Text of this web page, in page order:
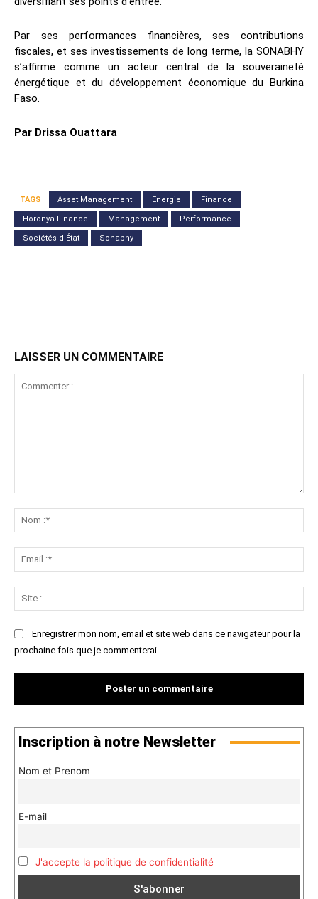
Par ses performances financières, ses contributions
fiscales, et ses investissements de long terme, la SONABHY
s’affirme comme un acteur central de la souveraineté
énergétique et du développement économique du Burkina
Faso.
Par Drissa Ouattara
TAGS Asset Management Energie Finance
Horonya Finance Management Performance
Sociétés d'État Sonabhy
LAISSER UN COMMENTAIRE
:*
:*
:
Enregistrer mon nom, email et site web dans ce navigateur pour la
prochaine fois que je commenterai.
Inscription à notre Newsletter
Nom et Prenom
E-mail
J'accepte la politique de confidentialité